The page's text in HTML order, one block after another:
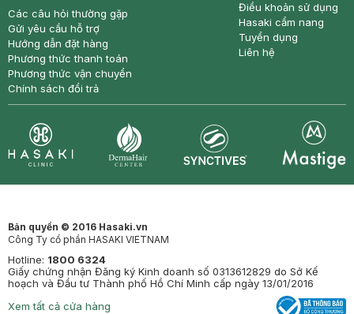
Các câu hỏi thường gặp
Gửi yêu cầu hỗ trợ
Hướng dẫn đặt hàng
Phương thức thanh toán
Phương thức vận chuyển
Chính sách đổi trả
Điều khoản sử dụng
Hasaki cẩm nang
Tuyển dụng
Liên hệ
Bản quyền © 2016 Hasaki.vn
Công Ty cổ phần HASAKI VIETNAM
Hotline: 1800 6324
Giấy chứng nhận Đăng ký Kinh doanh số 0313612829 do Sở Kế
hoạch và Đầu tư Thành phố Hồ Chí Minh cấp ngày 13/01/2016
Xem tất cả cửa hàng